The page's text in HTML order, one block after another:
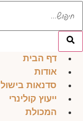
דף הבית
אודות
סדנאות בישול
ייעוץ קולינרי
המכולת